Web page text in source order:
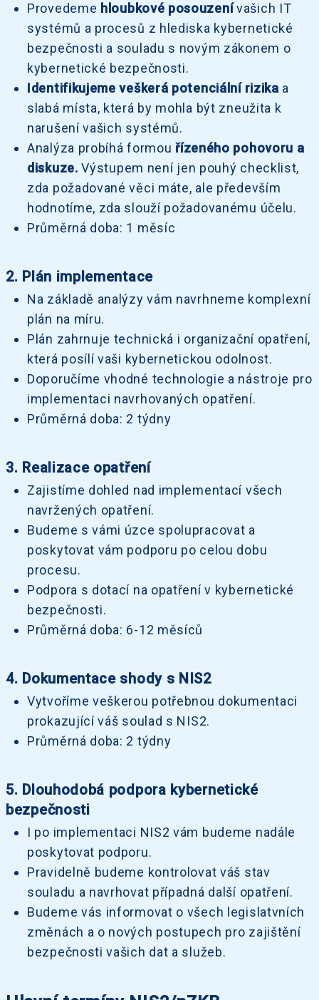
Provedeme hloubkové posouzenívašich IT
systémů a procesů z hlediska kybernetické
bezpečnosti a souladu s novým zákonem o
kybernetické bezpečnosti.
Identifikujeme veškerá potenciální rizika a
slabá místa, která by mohla být zneužita k
narušení vašich systémů.
Analýza probíhá formou řízeného pohovoru a
diskuze. Výstupem není jen pouhý checklist,
zda požadované věci máte, ale především
hodnotíme, zda slouží požadovanému účelu.
Průměrná doba: 1 měsíc
2. Plán implementace
Na základě analýzy vám navrhneme komplexní
plán na míru.
Plán zahrnuje technická i organizační opatření,
která posílí vaši kybernetickou odolnost.
Doporučíme vhodné technologie a nástroje pro
implementaci navrhovaných opatření.
Průměrná doba: 2 týdny
3. Realizace opatření
Zajistíme dohled nad implementací všech
navržených opatření.
Budeme s vámi úzce spolupracovat a
poskytovat vám podporu po celou dobu
procesu.
Podpora s dotací na opatření v kybernetické
bezpečnosti.
Průměrná doba: 6-12 měsíců
4. Dokumentace shody s NIS2
Vytvoříme veškerou potřebnou dokumentaci
prokazující váš soulad s NIS2.
Průměrná doba: 2 týdny
5. Dlouhodobá podpora kybernetické
bezpečnosti
I po implementaci NIS2 vám budeme nadále
poskytovat podporu.
Pravidelně budeme kontrolovat váš stav
souladu a navrhovat případná další opatření.
Budeme vás informovat o všech legislatvních
změnách a o nových postupech pro zajištění
bezpečnosti vašich dat a služeb.